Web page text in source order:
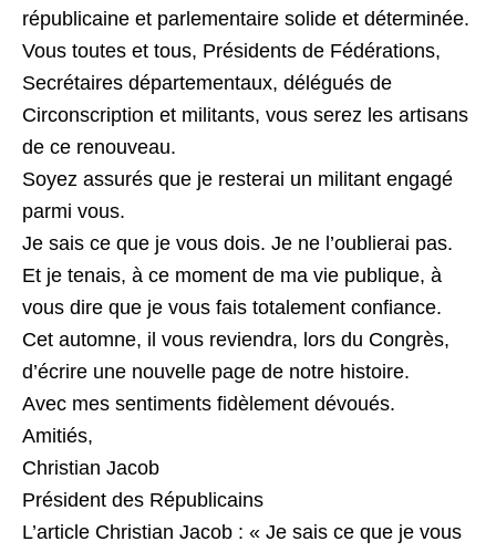
républicaine et parlementaire solide et déterminée.
Vous toutes et tous, Présidents de Fédérations,
Secrétaires départementaux, délégués de
Circonscription et militants, vous serez les artisans
de ce renouveau.
Soyez assurés que je resterai un militant engagé
parmi vous.
Je sais ce que je vous dois. Je ne l’oublierai pas.
Et je tenais, à ce moment de ma vie publique, à
vous dire que je vous fais totalement confiance.
Cet automne, il vous reviendra, lors du Congrès,
d’écrire une nouvelle page de notre histoire.
Avec mes sentiments fidèlement dévoués.
Amitiés,
Christian Jacob
Président des Républicains
L’article Christian Jacob : « Je sais ce que je vous